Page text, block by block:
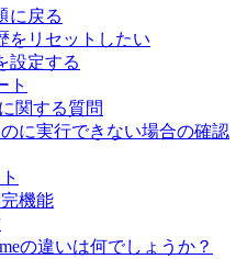
に戻る
をリセットしたい
設定する
ト
関する質問
に実行できない場合の確認
機能
の違いは何でしょうか？